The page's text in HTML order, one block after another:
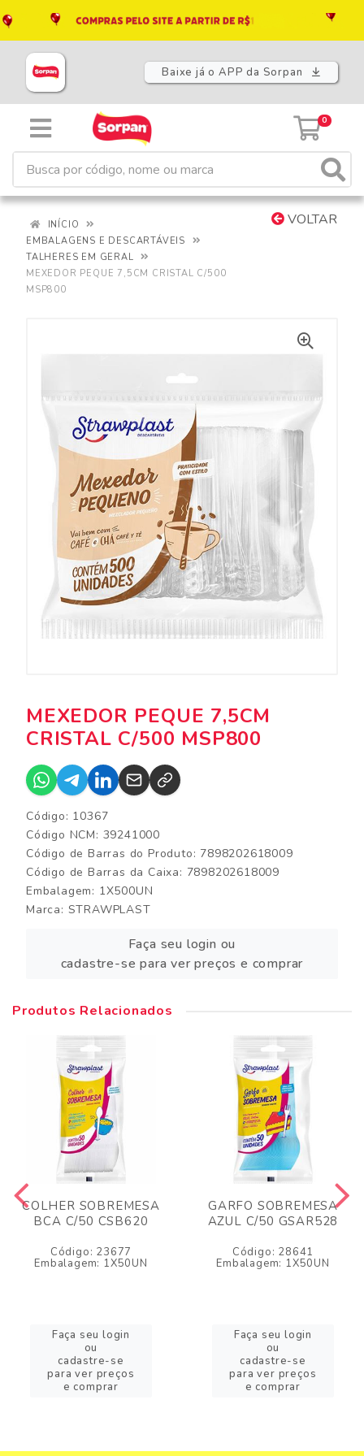
Baixe já o APP da Sorpan
0
VOLTAR
INÍCIO
EMBALAGENS E DESCARTÁVEIS
TALHERES EM GERAL
MEXEDOR PEQUE 7,5CM CRISTAL C/500
MSP800
MEXEDOR PEQUE 7,5CM
CRISTAL C/500 MSP800
Código: 10367
Código NCM: 39241000
Código de Barras do Produto: 7898202618009
Código de Barras da Caixa: 7898202618009
Embalagem: 1X500UN
Marca: STRAWPLAST
Faça seu login ou
cadastre-se para ver preços e comprar
Produtos Relacionados
COLHER SOBREMESA
BCA C/50 CSB620
Código: 23677
Embalagem: 1X50UN
Faça seu login
ou
cadastre-se
para ver preços
e comprar
GARFO SOBREMESA
AZUL C/50 GSAR528
Código: 28641
Embalagem: 1X50UN
Faça seu login
ou
cadastre-se
para ver preços
e comprar